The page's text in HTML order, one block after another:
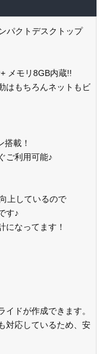
パクトデスクトップ
メモリ8GB内蔵!!
はもちろんネットもビ
載！
ご利用可能♪
上しているので
す♪
になってます！
ドが作成できます。
対応しているため、安